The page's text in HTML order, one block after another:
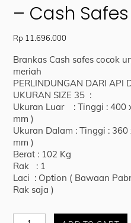
– Cash
Rp 11.696.000
Brankas Cash safes cocok
meriah
PERLINDUNGAN DARI API
UKURAN SIZE 35 :
Ukuran Luar : Tinggi : 400
mm )
Ukuran Dalam : Tinggi :
mm )
Berat : 102 Kg
Rak : 1
Laci : Option ( Bawaan
Rak saja )
Brankas